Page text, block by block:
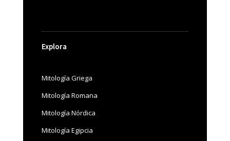
Explora
Mitología Griega
Mitología Romana
Mitología Nórdica
Mitología Egipcia